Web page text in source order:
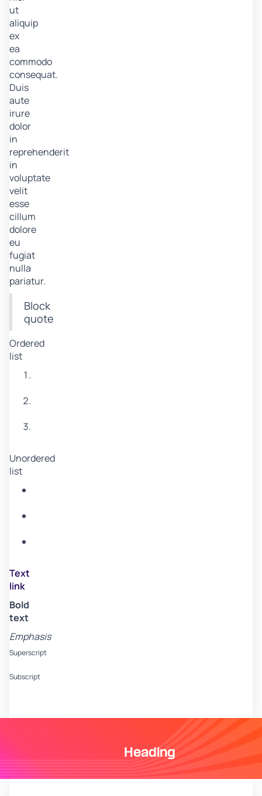
ut
aliquip
ex
ea
commodo
consequat.
Duis
aute
irure
dolor
in
reprehenderit
in
voluptate
velit
esse
cillum
dolore
eu
fugiat
nulla
pariatur.
Block
quote
Ordered
list
Unordered
list
Text
link
Bold
text
Emphasis
Superscript
Subscript
Heading